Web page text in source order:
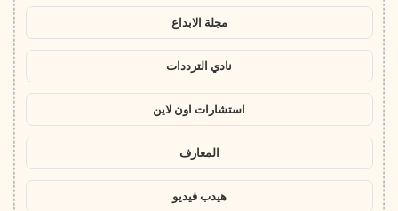
مجلة الابداع
نادي الترددات
استشارات اون لاين
المعارف
هيدب فيديو